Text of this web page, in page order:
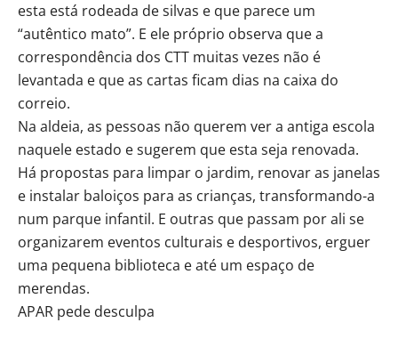
esta está rodeada de silvas e que parece um
“autêntico mato”. E ele próprio observa que a
correspondência dos CTT muitas vezes não é
levantada e que as cartas ficam dias na caixa do
correio.
Na aldeia, as pessoas não querem ver a antiga escola
naquele estado e sugerem que esta seja renovada.
Há propostas para limpar o jardim, renovar as janelas
e instalar baloiços para as crianças, transformando-a
num parque infantil. E outras que passam por ali se
organizarem eventos culturais e desportivos, erguer
uma pequena biblioteca e até um espaço de
merendas.
APAR pede desculpa